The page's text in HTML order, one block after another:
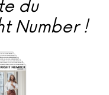
du
Number !